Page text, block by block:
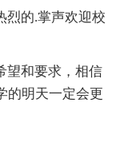
的.掌声欢迎校
和要求，相信
的明天一定会更